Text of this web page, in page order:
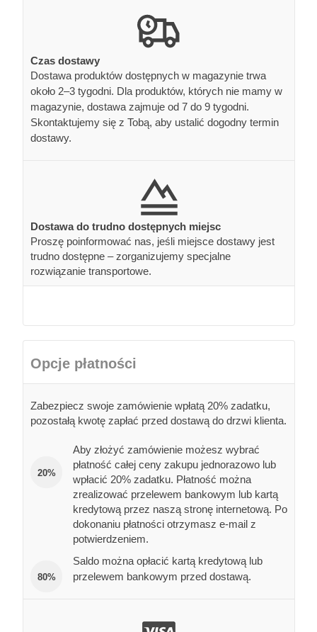
Czas dostawy
Dostawa produktów dostępnych w magazynie trwa
około 2–3 tygodni. Dla produktów, których nie mamy w
magazynie, dostawa zajmuje od 7 do 9 tygodni.
Skontaktujemy się z Tobą, aby ustalić dogodny termin
dostawy.
Dostawa do trudno dostępnych miejsc
Proszę poinformować nas, jeśli miejsce dostawy jest
trudno dostępne – zorganizujemy specjalne
rozwiązanie transportowe.
Opcje płatności
Zabezpiecz swoje zamówienie wpłatą 20% zadatku,
pozostałą kwotę zapłać przed dostawą do drzwi klienta.
20%
Aby złożyć zamówienie możesz wybrać
płatność całej ceny zakupu jednorazowo lub
wpłacić 20% zadatku. Płatność można
zrealizować przelewem bankowym lub kartą
kredytową przez naszą stronę internetową. Po
dokonaniu płatności otrzymasz e-mail z
potwierdzeniem.
80%
Saldo można opłacić kartą kredytową lub
przelewem bankowym przed dostawą.